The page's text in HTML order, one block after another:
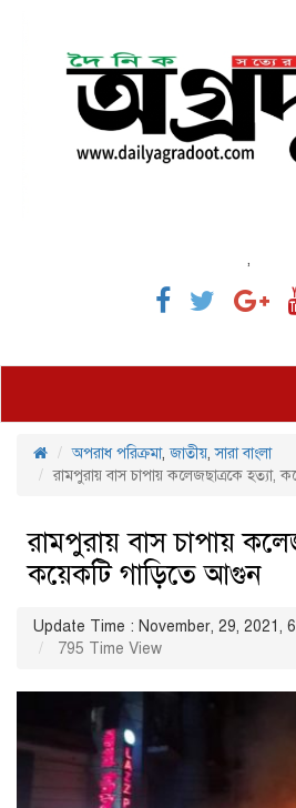
,
অপরাধ পরিক্রমা,জাতীয়,সারা বাংলা
রামপুরায় বাস চাপায় কলেজছাত্রকে হত্যা,
রামপুরায় বাস চাপায়
কয়েকটি গাড়িতে আগুন
Update Time : November, 29, 2021,
795 Time View